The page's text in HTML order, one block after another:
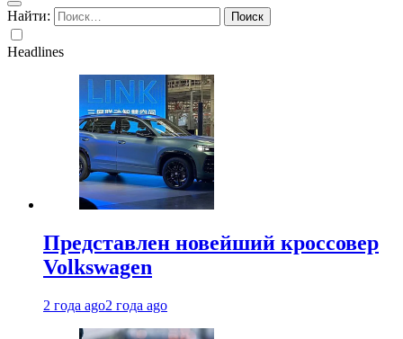
Найти:
Headlines
Представлен новейший кроссовер
Volkswagen
2 года ago2 года ago